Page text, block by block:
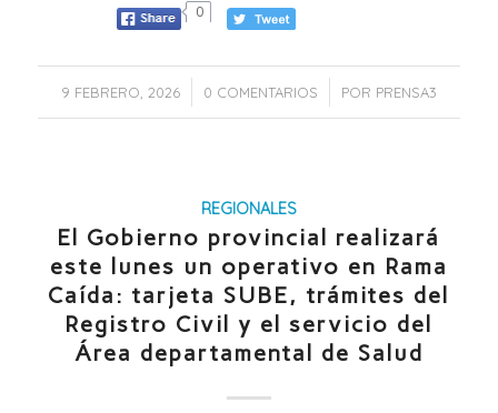
0
9 FEBRERO, 2026
/ 0 COMENTARIOS
/ POR PRENSA3
REGIONALES
El Gobierno provincial realizará
este lunes un operativo en Rama
Caída: tarjeta SUBE, trámites del
Registro Civil y el servicio del
Área departamental de Salud